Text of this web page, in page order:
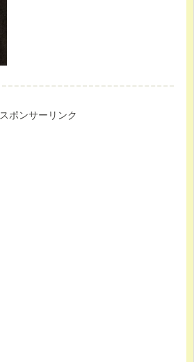
スポンサーリンク